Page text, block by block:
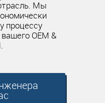
Мы
процессу
OEM &